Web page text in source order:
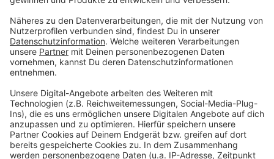
Die Meldung der Polizei
Hier geht es zu den Pressemeldungen der
Düsseldorfer Polizei
Die Homepage der Düsseldorfer Polizei
Weitere Nachrichten aus Düsseldorf
Anzeige